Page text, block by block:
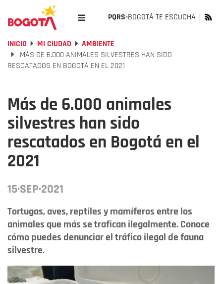
PQRS-BOGOTÁ TE ESCUCHA
INICIO MI CIUDAD
AMBIENTE
MÁS DE 6.000 ANIMALES SILVESTRES HAN SIDO
RESCATADOS EN BOGOTÁ EN EL 2021
Más de 6.000 animales
silvestres han sido
rescatados en Bogotá en el
2021
15·SEP·2021
Tortugas, aves, reptiles y mamíferos entre los
animales que más se trafican ilegalmente. Conoce
cómo puedes denunciar el tráfico ilegal de fauna
silvestre.